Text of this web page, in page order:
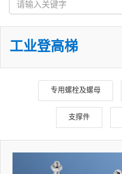
工业登高梯
专用螺栓及螺母
支撑件